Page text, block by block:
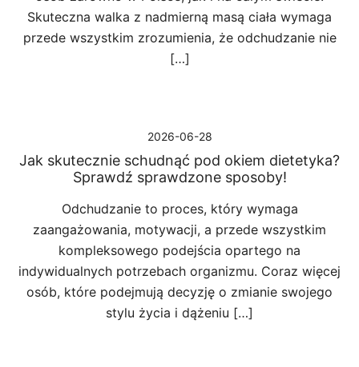
Skuteczna walka z nadmierną masą ciała wymaga
przede wszystkim zrozumienia, że odchudzanie nie
[…]
2026-06-28
Jak skutecznie schudnąć pod okiem dietetyka?
Sprawdź sprawdzone sposoby!
Odchudzanie to proces, który wymaga
zaangażowania, motywacji, a przede wszystkim
kompleksowego podejścia opartego na
indywidualnych potrzebach organizmu. Coraz więcej
osób, które podejmują decyzję o zmianie swojego
stylu życia i dążeniu […]